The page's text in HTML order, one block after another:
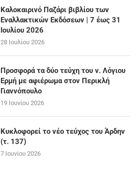
Καλοκαιρινό Παζάρι βιβλίου των
Εναλλακτικών Εκδόσεων | 7 έως 31
Ιουλίου 2026
28 Ιουλίου 2026
Προσφορά τα δύο τεύχη του ν. Λόγιου
Ερμή με αφιέρωμα στον Περικλή
Γιαννόπουλο
19 Ιουνίου 2026
Κυκλοφορεί το νέο τεύχος του Άρδην
(τ. 137)
7 Ιουνίου 2026